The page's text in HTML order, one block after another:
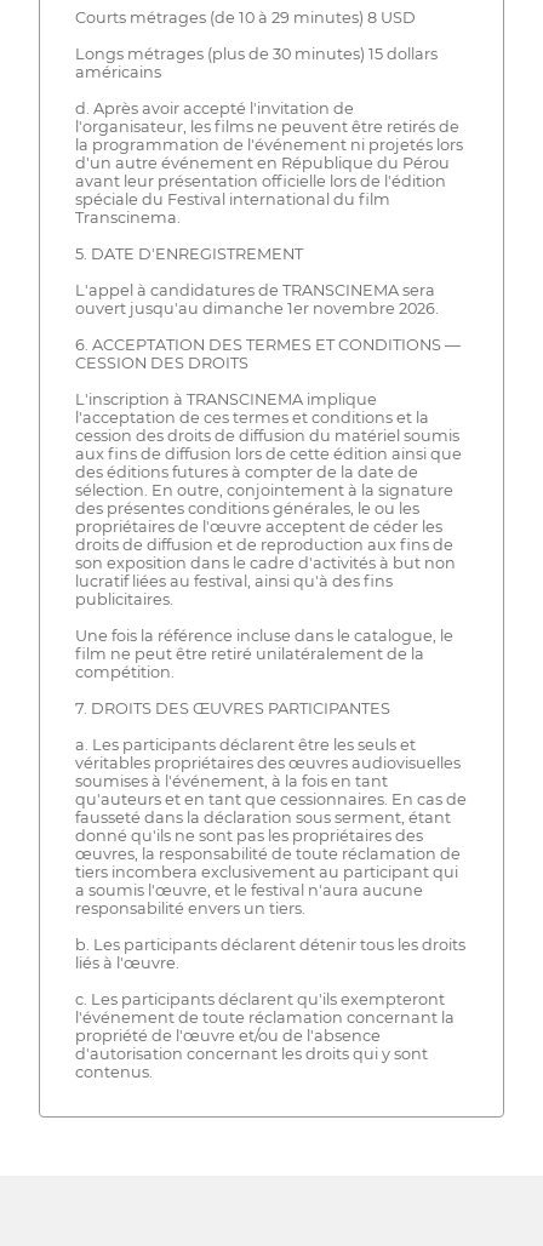
Courts métrages (de 10 à 29 minutes) 8 USD
Longs métrages (plus de 30 minutes) 15 dollars
américains
d. Après avoir accepté l'invitation de
l'organisateur, les films ne peuvent être retirés de
la programmation de l'événement ni projetés lors
d'un autre événement en République du Pérou
avant leur présentation officielle lors de l'édition
spéciale du Festival international du film
Transcinema.
5. DATE D'ENREGISTREMENT
L'appel à candidatures de TRANSCINEMA sera
ouvert jusqu'au dimanche 1er novembre 2026.
6. ACCEPTATION DES TERMES ET CONDITIONS —
CESSION DES DROITS
L'inscription à TRANSCINEMA implique
l'acceptation de ces termes et conditions et la
cession des droits de diffusion du matériel soumis
aux fins de diffusion lors de cette édition ainsi que
des éditions futures à compter de la date de
sélection. En outre, conjointement à la signature
des présentes conditions générales, le ou les
propriétaires de l'œuvre acceptent de céder les
droits de diffusion et de reproduction aux fins de
son exposition dans le cadre d'activités à but non
lucratif liées au festival, ainsi qu'à des fins
publicitaires.
Une fois la référence incluse dans le catalogue, le
film ne peut être retiré unilatéralement de la
compétition.
7. DROITS DES ŒUVRES PARTICIPANTES
a. Les participants déclarent être les seuls et
véritables propriétaires des œuvres audiovisuelles
soumises à l'événement, à la fois en tant
qu'auteurs et en tant que cessionnaires. En cas de
fausseté dans la déclaration sous serment, étant
donné qu'ils ne sont pas les propriétaires des
œuvres, la responsabilité de toute réclamation de
tiers incombera exclusivement au participant qui
a soumis l'œuvre, et le festival n'aura aucune
responsabilité envers un tiers.
b. Les participants déclarent détenir tous les droits
liés à l'œuvre.
c. Les participants déclarent qu'ils exempteront
l'événement de toute réclamation concernant la
propriété de l'œuvre et/ou de l'absence
d'autorisation concernant les droits qui y sont
contenus.